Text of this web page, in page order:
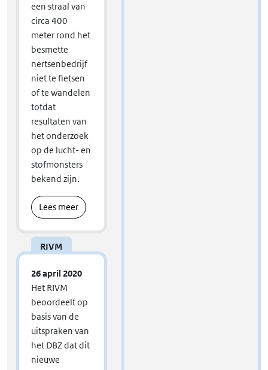
een straal van
circa 400
meter rond het
besmette
nertsenbedrijf
niet te fietsen
of te wandelen
totdat
resultaten van
het onderzoek
op de lucht- en
stofmonsters
bekend zijn.
Lees meer
RIVM
26 april 2020
Het RIVM
beoordeelt op
basis van de
uitspraken van
het DBZ dat dit
nieuwe